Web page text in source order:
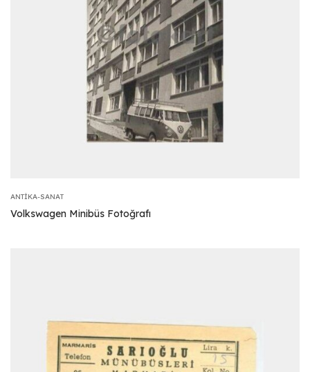
ANTIKA-SANAT
Volkswagen Minibüs Fotoğrafı